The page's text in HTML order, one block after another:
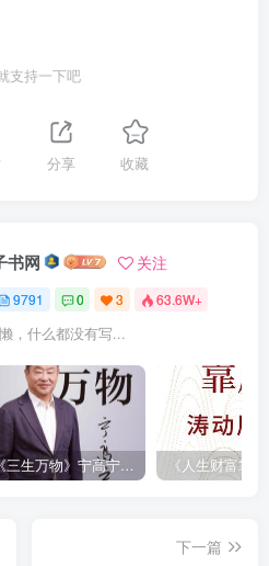
支持一下吧
分享 收藏
书网 关注
9791 0 3 63.6W+
，什么都没有写...
《三生万物》宁高宁（epub+mobi+azw3+pdf）
下一篇